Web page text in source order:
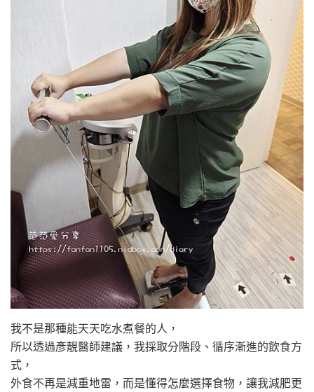
我不是那種能天天吃水煮餐的人，
所以透過彥靚醫師建議，我採取分階段、循序漸進的飲食方
式，
外食不再是減重地雷，而是懂得怎麼選擇食物，讓我減肥更